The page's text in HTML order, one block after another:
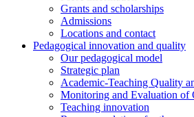
Grants and scholarships
Admissions
Locations and contact
Pedagogical innovation and quality
Our pedagogical model
Strategic plan
Academic-Teaching Quality
Monitoring and Evaluation of
Teaching innovation